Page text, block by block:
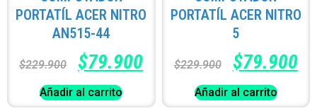
PORTATÍL ACER NITRO
AN515-44
$229.900 $79.900
Añadir al carrito
PORTATÍL ACER NITRO
5
$229.900 $79.900
Añadir al carrito